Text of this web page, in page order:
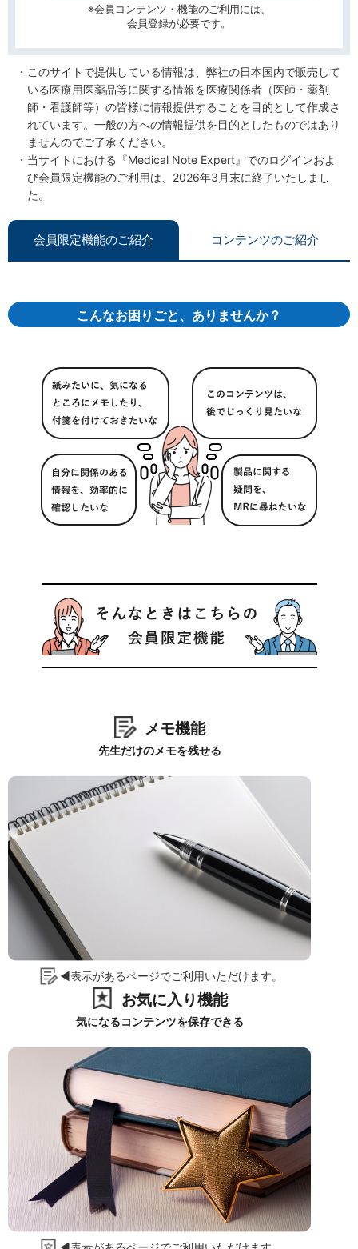
※会員コンテンツ・機能のご利用には、
会員登録が必要です。
このサイトで提供している情報は、弊社の日本国内で販売して
いる医療用医薬品等に関する情報を医療関係者（医師・薬剤
師・看護師等）の皆様に情報提供することを目的として作成さ
れています。一般の方への情報提供を目的としたものではあり
ませんのでご了承ください。
当サイトにおける『Medical Note Expert』でのログインおよ
び会員限定機能のご利用は、2026年3月末に終了いたしまし
た。
会員限定機能のご紹介 コンテンツのご紹介
こんなお困りごと、ありませんか？
メモ機能
先生だけのメモを残せる
◀表示があるページでご利用いただけます。
お気に入り機能
気になるコンテンツを保存できる